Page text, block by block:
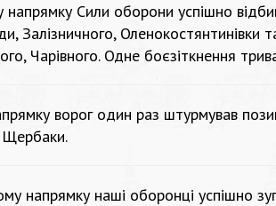
напрямку Сили оборони успішно
Залізничного, Оленокостянтинівки
Чарівного. Одне боєзіткнення
ворог один раз штурмував
Щербаки.
напрямку наші оборонці успішно